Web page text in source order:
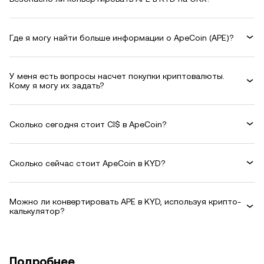
Где я могу найти больше информации о ApeCoin (APE)?
У меня есть вопросы насчет покупки криптовалюты.
Кому я могу их задать?
Сколько сегодня стоит CI$ в ApeCoin?
Сколько сейчас стоит ApeCoin в KYD?
Можно ли конвертировать APE в KYD, используя крипто-
калькулятор?